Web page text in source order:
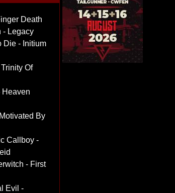
Death
- Legacy
Die - Initium
Of
Heaven
By
Callboy -
- First
Evil -